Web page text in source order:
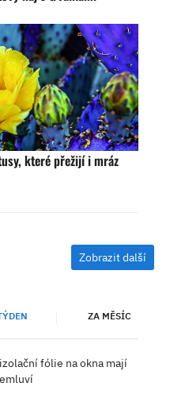
které přežijí i mráz
Zobrazit další
ZA MĚSÍC
fólie na okna mají